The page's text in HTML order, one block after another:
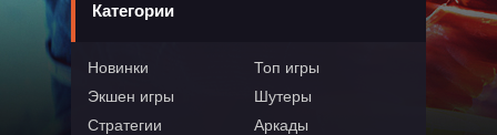
Категории
Новинки
Топ игры
Экшен игры
Шутеры
Стратегии
Аркады